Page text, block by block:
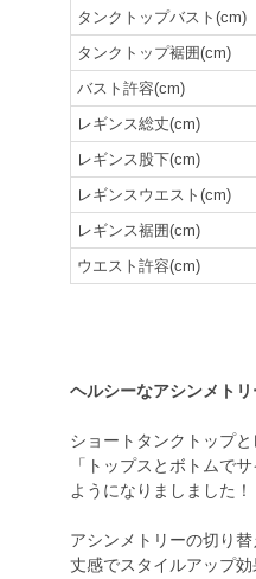
タンクトップバスト(cm)
タンクトップ裾囲(cm)
バスト許容(cm)
レギンス総丈(cm)
レギンス股下(cm)
レギンスウエスト(cm)
レギンス裾囲(cm)
ウエスト許容(cm)
ヘルシーなアシンメト
ショートタンクトップ
「トップスとボトムで
ようになりましました！
アシンメトリーの切り
丈感でスタイルアップ